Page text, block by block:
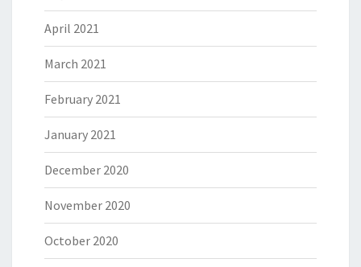
April 2021
March 2021
February 2021
January 2021
December 2020
November 2020
October 2020